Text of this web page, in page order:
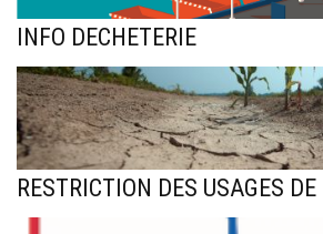
INFO DECHETERIE
RESTRICTION DES USAGES DE